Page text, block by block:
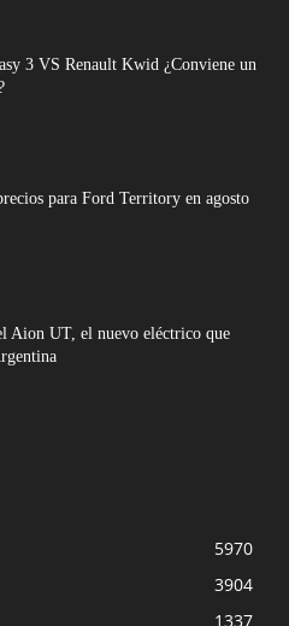
3 VS Renault Kwid ¿Conviene un
para Ford Territory en agosto
Aion UT, el nuevo eléctrico que
5970
3904
1337